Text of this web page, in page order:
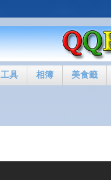
工具 相簿 美食籤